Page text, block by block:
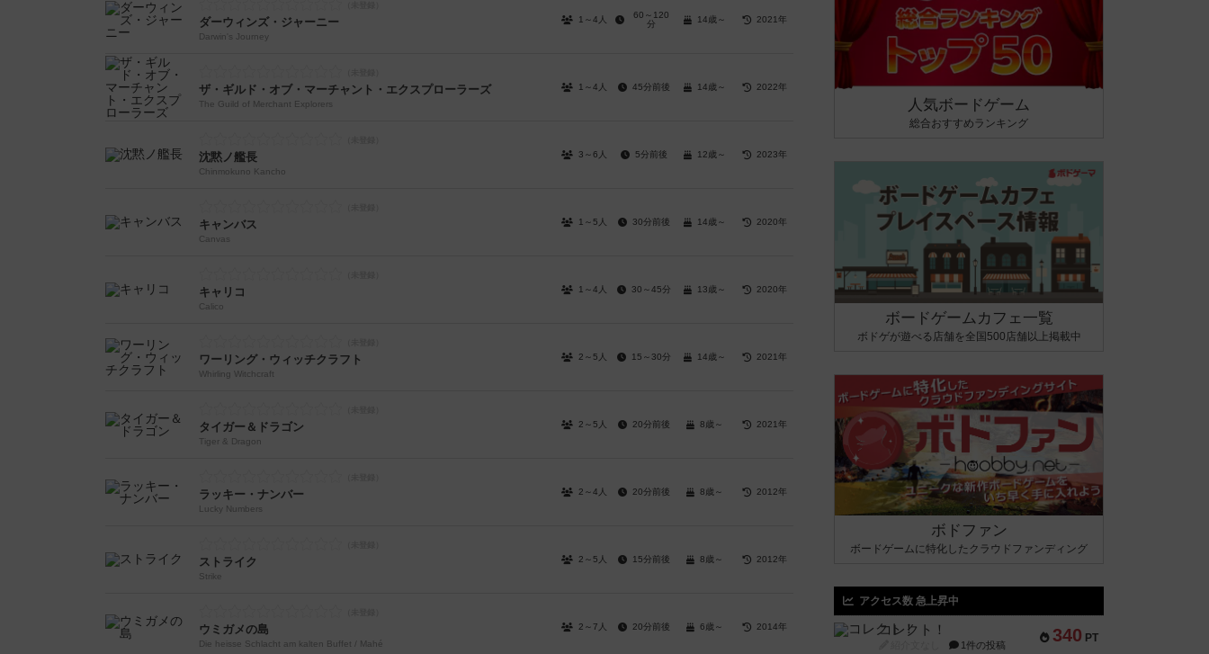
ダーウィンズ・ジャーニー
Darwin's Journey
1～4人
60～120
分
14歳～ 2021年
ザ・ギルド・オブ・マーチャント・エクスプローラーズ
The Guild of Merchant Explorers
1～4人 45分前後 14歳～ 2022年
沈黙ノ艦長
Chinmokuno Kancho
3～6人 5分前後 12歳～ 2023年
キャンバス
Canvas
1～5人 30分前後 14歳～ 2020年
キャリコ
Calico
1～4人 30～45分 13歳～ 2020年
ワーリング・ウィッチクラフト
Whirling Witchcraft
2～5人 15～30分 14歳～ 2021年
タイガー＆ドラゴン
Tiger & Dragon
2～5人 20分前後 8歳～ 2021年
ラッキー・ナンバー
Lucky Numbers
2～4人 20分前後 8歳～ 2012年
ストライク
Strike
2～5人 15分前後 8歳～ 2012年
ウミガメの島
Die heisse Schlacht am kalten Buffet / Mahé
2～7人 20分前後 6歳～ 2014年
人気ボードゲーム
総合おすすめランキング
ボードゲームカフェ一覧
ボドゲが遊べる店舗を全国500店舗以上掲載中
ボドファン
ボードゲームに特化したクラウドファンディング
アクセス数 急上昇中
340 PT
コレクト！
1件の投稿